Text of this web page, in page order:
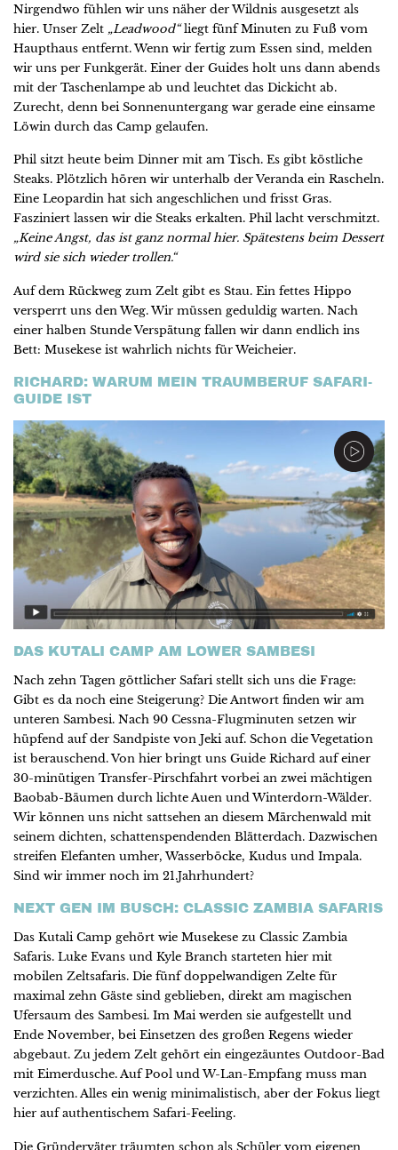
Nirgendwo fühlen wir uns näher der Wildnis ausgesetzt als
hier. Unser Zelt „Leadwood“liegt fünf Minuten zu Fuß vom
Haupthaus entfernt. Wenn wir fertig zum Essen sind, melden
wir uns per Funkgerät. Einer der Guides holt uns dann abends
mit der Taschenlampe ab und leuchtet das Dickicht ab.
Zurecht, denn bei Sonnenuntergang war gerade eine einsame
Löwin durch das Camp gelaufen.
Phil sitzt heute beim Dinner mit am Tisch. Es gibt köstliche
Steaks. Plötzlich hören wir unterhalb der Veranda ein Rascheln.
Eine Leopardin hat sich angeschlichen und frisst Gras.
Fasziniert lassen wir die Steaks erkalten. Phil lacht verschmitzt.
„Keine Angst, das ist ganz normal hier. Spätestens beim Dessert
wird sie sich wieder trollen.“
Auf dem Rückweg zum Zelt gibt es Stau. Ein fettes Hippo
versperrt uns den Weg. Wir müssen geduldig warten. Nach
einer halben Stunde Verspätung fallen wir dann endlich ins
Bett: Musekese ist wahrlich nichts für Weicheier.
RICHARD: WARUM MEIN TRAUMBERUF SAFARI-
GUIDE IST
DAS KUTALI CAMP AM LOWER SAMBESI
Nach zehn Tagen göttlicher Safari stellt sich uns die Frage:
Gibt es da noch eine Steigerung? Die Antwort finden wir am
unteren Sambesi. Nach 90 Cessna-Flugminuten setzen wir
hüpfend auf der Sandpiste von Jeki auf. Schon die Vegetation
ist berauschend. Von hier bringt uns Guide Richard auf einer
30-minütigen Transfer-Pirschfahrt vorbei an zwei mächtigen
Baobab-Bäumen durch lichte Auen und Winterdorn-Wälder.
Wir können uns nicht sattsehen an diesem Märchenwald mit
seinem dichten, schattenspendenden Blätterdach. Dazwischen
streifen Elefanten umher, Wasserböcke, Kudus und Impala.
Sind wir immer noch im 21.Jahrhundert?
NEXT GEN IM BUSCH: CLASSIC ZAMBIA SAFARIS
Das Kutali Camp gehört wie Musekese zu Classic Zambia
Safaris. Luke Evans und Kyle Branch starteten hier mit
mobilen Zeltsafaris. Die fünf doppelwandigen Zelte für
maximal zehn Gäste sind geblieben, direkt am magischen
Ufersaum des Sambesi. Im Mai werden sie aufgestellt und
Ende November, bei Einsetzen des großen Regens wieder
abgebaut. Zu jedem Zelt gehört ein eingezäuntes Outdoor-Bad
mit Eimerdusche. Auf Pool und W-Lan-Empfang muss man
verzichten. Alles ein wenig minimalistisch, aber der Fokus liegt
hier auf authentischem Safari-Feeling.
Die Gründerväter träumten schon als Schüler vom eigenen